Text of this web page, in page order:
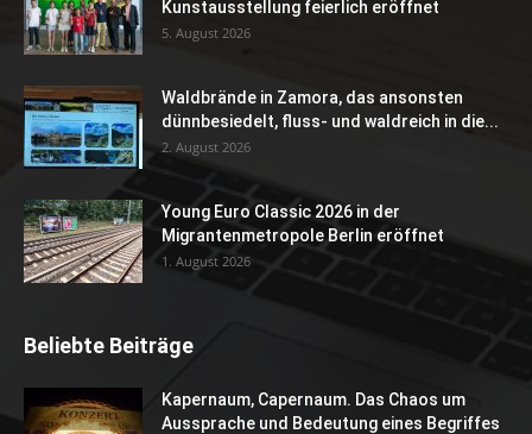
Kunstausstellung feierlich eröffnet
5. August 2026
Waldbrände in Zamora, das ansonsten
dünnbesiedelt, fluss- und waldreich in die...
2. August 2026
Young Euro Classic 2026 in der
Migrantenmetropole Berlin eröffnet
1. August 2026
Beliebte Beiträge
Kapernaum, Capernaum. Das Chaos um
Aussprache und Bedeutung eines Begriffes